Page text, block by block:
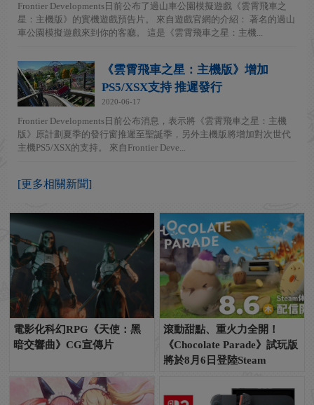
Frontier Developments日前公布了過山車公園模擬遊戲《雲霄飛車之
星：主機版》的實機遊戲預告片。 來自遊戲官網的介紹： 著名的過山
車公園模擬遊戲來到你的客廳。 這是《雲霄飛車之星：主機...
《雲霄飛車之星：主機版》增加
PS5/XSX支持 推遲發行
2020-06-17
Frontier Developments日前公布消息，表示將《雲霄飛車之星：主機
版》原計劃夏季的發行窗推遲至聖誕季，另外主機版將增加對次世代
主機PS5/XSX的支持。 來自Frontier Deve...
[更多相關新聞]
電影化科幻RPG《天使：黑
暗交響曲》CG宣傳片
滾動甜點、重火力全開！
《Chocolate Parade》試玩版
將於8月6日登陸Steam